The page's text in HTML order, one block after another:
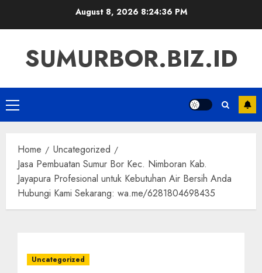
August 8, 2026 8:24:37 PM
SUMURBOR.BIZ.ID
Primary
Menu
Home
Uncategorized
Jasa Pembuatan Sumur Bor Kec. Nimboran Kab.
Jayapura Profesional untuk Kebutuhan Air Bersih Anda
Hubungi Kami Sekarang: wa.me/6281804698435
Uncategorized